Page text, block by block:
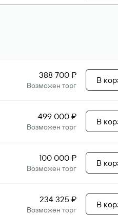
388 700 ₽
Возможен торг
В
499 000 ₽
Возможен торг
В
100 000 ₽
Возможен торг
В
234 325 ₽
Возможен торг
В